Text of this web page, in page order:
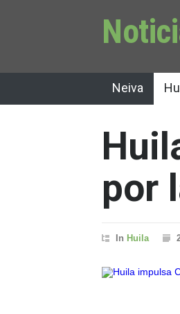
Neiva
por
In Huila